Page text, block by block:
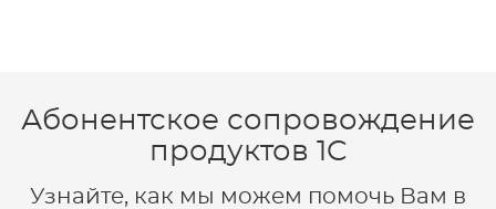
Абонентское сопровождение
продуктов 1C
Узнайте, как мы можем помочь Вам в